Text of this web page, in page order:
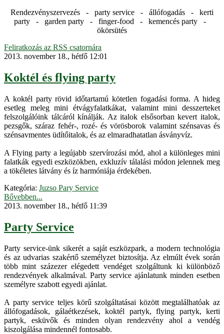
Rendezvényszervezés - party service - állófogadás - kerti
party - garden party - finger-food - kemencés party -
ökörsütés
Feliratkozás az RSS csatornára
2013. november 18., hétfő 12:01
Koktél és flying party
A koktél party rövid időtartamú kötetlen fogadási forma. A hideg
esetleg meleg mini étvágyfalatkákat, valamint mini desszerteket
felszolgálóink tálcáról kínálják. Az italok elsősorban kevert italok,
pezsgők, száraz fehér-, rozé- és vörösborok valamint szénsavas és
szénsavmentes üdítőitalok, és az elmaradhatatlan ásványvíz.
A Flying party a legújabb szervírozási mód, ahol a különleges mini
falatkák egyedi eszközökben, exkluzív tálalási módon jelennek meg
a tökéletes látvány és íz harmóniája érdekében.
Kategória: Juzso Pary Service
Bővebben...
2013. november 18., hétfő 11:39
Party Service
Party service-ünk sikerét a saját eszközpark, a modern technológia
és az udvarias szakértő személyzet biztosítja. Az elmúlt évek során
több mint százezer elégedett vendéget szolgáltunk ki különböző
rendezvények alkalmával. Party service ajánlatunk minden esetben
személyre szabott egyedi ajánlat.
A party service teljes körű szolgáltatásai között megtalálhatóak az
állófogadások, gálaétkezések, koktél partyk, flying partyk, kerti
partyk, esküvők és minden olyan rendezvény ahol a vendég
kiszolgálása mindennél fontosabb.